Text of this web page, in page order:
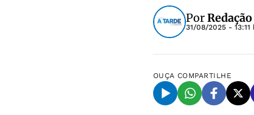
PorRedação
31/08/2025 - 13:11
OUÇA COMPARTILHE